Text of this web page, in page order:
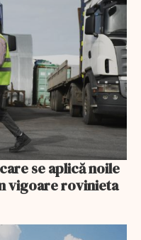
se aplică noile
vigoare rovinieta